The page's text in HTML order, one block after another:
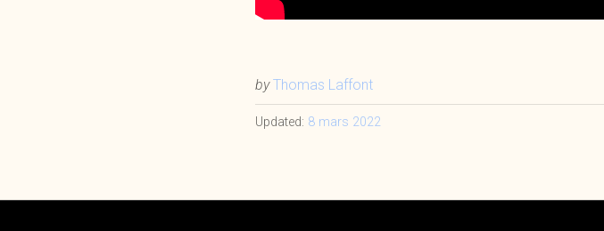
by Thomas Laffont
Updated: 8 mars 2022